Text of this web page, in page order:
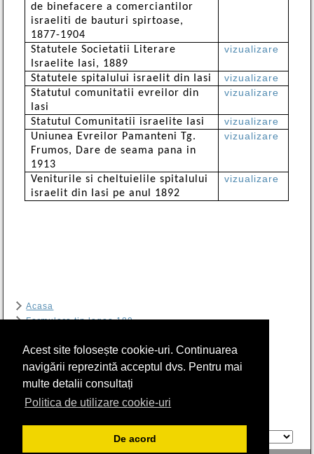
Acest site folosește cookie-uri. Continuarea
navigării reprezintă acceptul dvs. Pentru mai
multe detalii consultați
Politica de utilizare cookie-uri
De acord
de binefacere a comerciantilor
israeliti de bauturi spirtoase,
1877-1904
Statutele Societatii Literare
Israelite Iasi, 1889
vizualizare
Statutele spitalului israelit din Iasi
vizualizare
Statutul comunitatii evreilor din
Iasi
vizualizare
Statutul Comunitatii israelite Iasi
vizualizare
Uniunea Evreilor Pamanteni Tg.
Frumos, Dare de seama pana in
1913
vizualizare
Veniturile si cheltuielile spitalului
israelit din Iasi pe anul 1892
vizualizare
Acasa
Formulare tip legea 189
Arhiva
RIER
Program sală de lectură Biblioteca CSIER-WF